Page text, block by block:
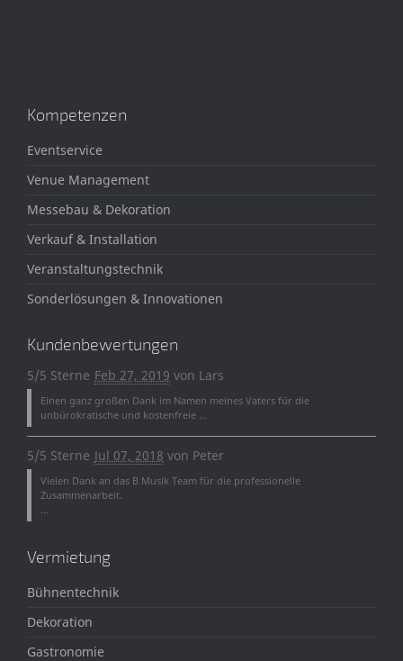
Kompetenzen
Eventservice
Venue Management
Messebau & Dekoration
Verkauf & Installation
Veranstaltungstechnik
Sonderlösungen & Innovationen
Kundenbewertungen
5/5 Sterne Feb 27, 2019 von Lars
Einen ganz großen Dank im Namen meines Vaters für die
unbürokratische und kostenfreie ...
5/5 Sterne Jul 07, 2018 von Peter
Vielen Dank an das B Musik Team für die professionelle
Zusammenarbeit.
...
Vermietung
Bühnentechnik
Dekoration
Gastronomie